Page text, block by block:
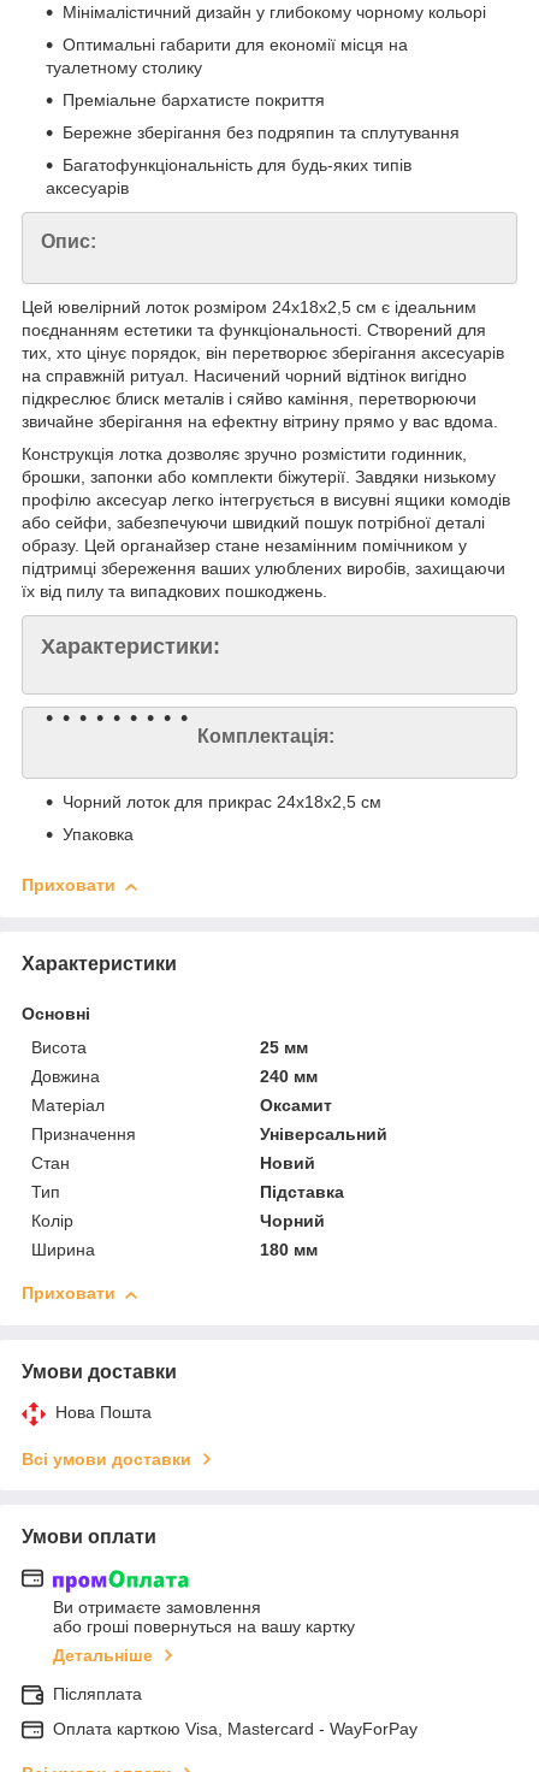
Мінімалістичний дизайн у глибокому чорному кольорі
Оптимальні габарити для економії місця на
туалетному столику
Преміальне бархатисте покриття
Бережне зберігання без подряпин та сплутування
Багатофункціональність для будь-яких типів
аксесуарів
Опис:
Цей ювелірний лоток розміром 24x18x2,5 см є ідеальним
поєднанням естетики та функціональності. Створений для
тих, хто цінує порядок, він перетворює зберігання аксесуарів
на справжній ритуал. Насичений чорний відтінок вигідно
підкреслює блиск металів і сяйво каміння, перетворюючи
звичайне зберігання на ефектну вітрину прямо у вас вдома.
Конструкція лотка дозволяє зручно розмістити годинник,
брошки, запонки або комплекти біжутерії. Завдяки низькому
профілю аксесуар легко інтегрується в висувні ящики комодів
або сейфи, забезпечуючи швидкий пошук потрібної деталі
образу. Цей органайзер стане незамінним помічником у
підтримці збереження ваших улюблених виробів, захищаючи
їх від пилу та випадкових пошкоджень.
Характеристики:
Комплектація:
Чорний лоток для прикрас 24x18x2,5 см
Упаковка
Приховати
Характеристики
Основні
Висота
25 мм
Довжина
240 мм
Матеріал
Оксамит
Призначення
Універсальний
Стан
Новий
Тип
Підставка
Колір
Чорний
Ширина
180 мм
Приховати
Умови доставки
Нова Пошта
Всі умови доставки
Умови оплати
Ви отримаєте замовлення
або гроші повернуться на вашу картку
Детальніше
Післяплата
Оплата карткою Visa, Mastercard - WayForPay